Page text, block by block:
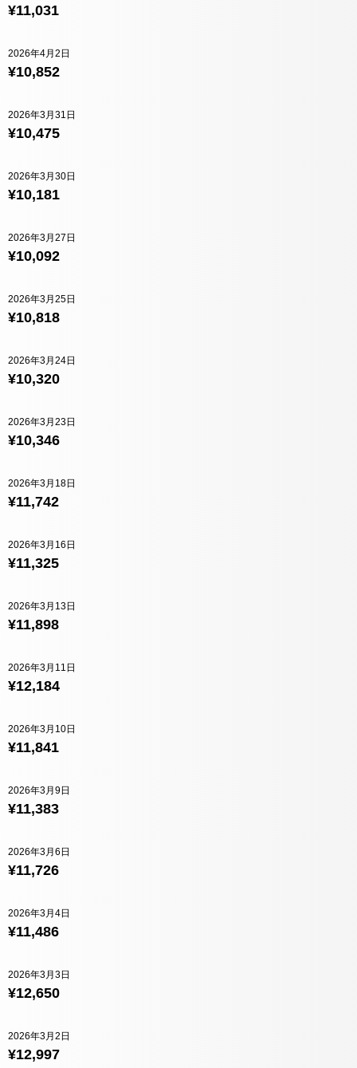
¥11,031
¥10,852
2026年4月2日
¥10,475
2026年3月31日
¥10,181
2026年3月30日
¥10,092
2026年3月27日
¥10,818
2026年3月25日
¥10,320
2026年3月24日
¥10,346
2026年3月23日
¥11,742
2026年3月18日
¥11,325
2026年3月16日
¥11,898
2026年3月13日
¥12,184
2026年3月11日
¥11,841
2026年3月10日
¥11,383
2026年3月9日
¥11,726
2026年3月6日
¥11,486
2026年3月4日
¥12,650
2026年3月3日
¥12,997
2026年3月2日